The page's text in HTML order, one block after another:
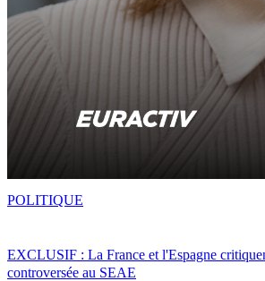
EXCLUSIF : La France et l'Espagne
controversée au SEAE
POLITIQUE